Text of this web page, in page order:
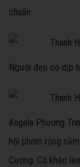
chuẩn.
Người đẹp có dịp
Angela Phương
hội phom rộng
Cường. Cô khéo